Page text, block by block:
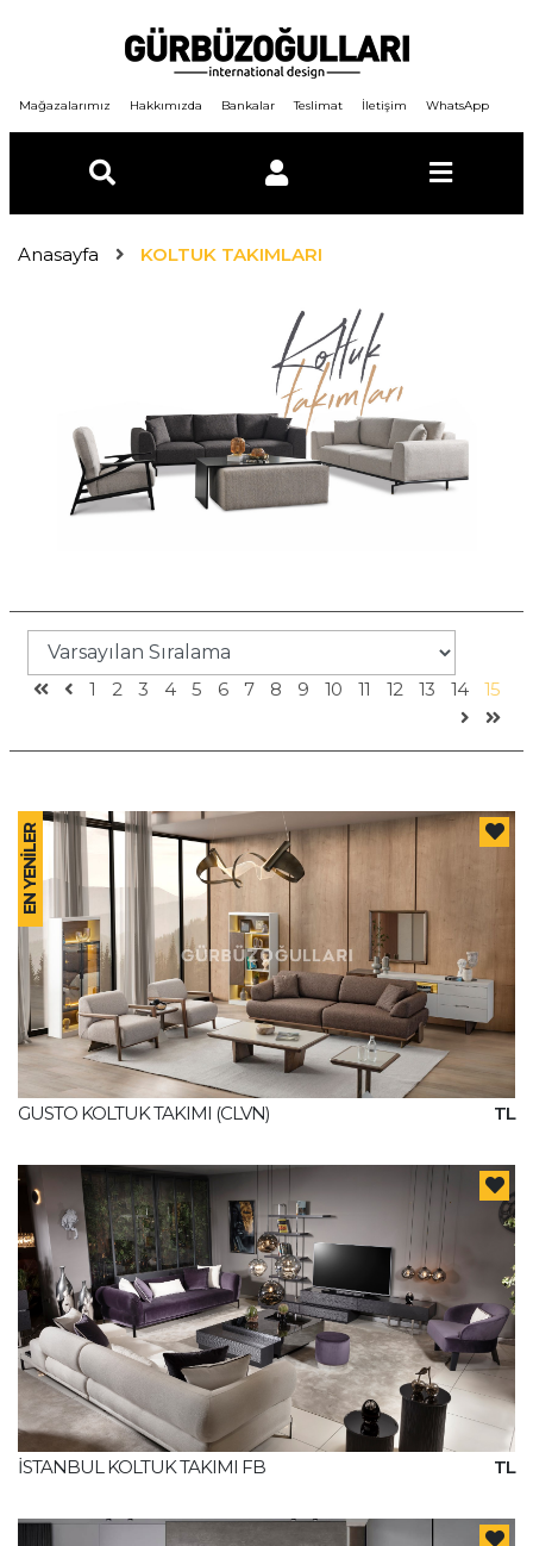
Mağazalarımız Hakkımızda Bankalar Teslimat İletişim WhatsApp
GİRİŞ YAP
ÜYE OL
Şifremi unuttum ?
Anasayfa KOLTUK TAKIMLARI
1 2 3 4 5 6 7 8 9 10 11 12 13 14 15
EN YENİLER
GUSTO KOLTUK TAKIMI (CLVN) TL
İSTANBUL KOLTUK TAKIMI FB TL